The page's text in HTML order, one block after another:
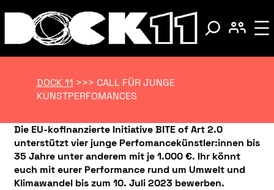
DOCK 11 >>> CALL FÜR JUNGE
KUNSTPERFOMANCES
Die EU-kofinanzierte Initiative BITE of Art 2.0
unterstützt vier junge Perfomancekünstler:innen bis
35 Jahre unter anderem mit je 1.000 €. Ihr könnt
euch mit eurer Performance rund um Umwelt und
Klimawandel bis zum 10. Juli 2023 bewerben.